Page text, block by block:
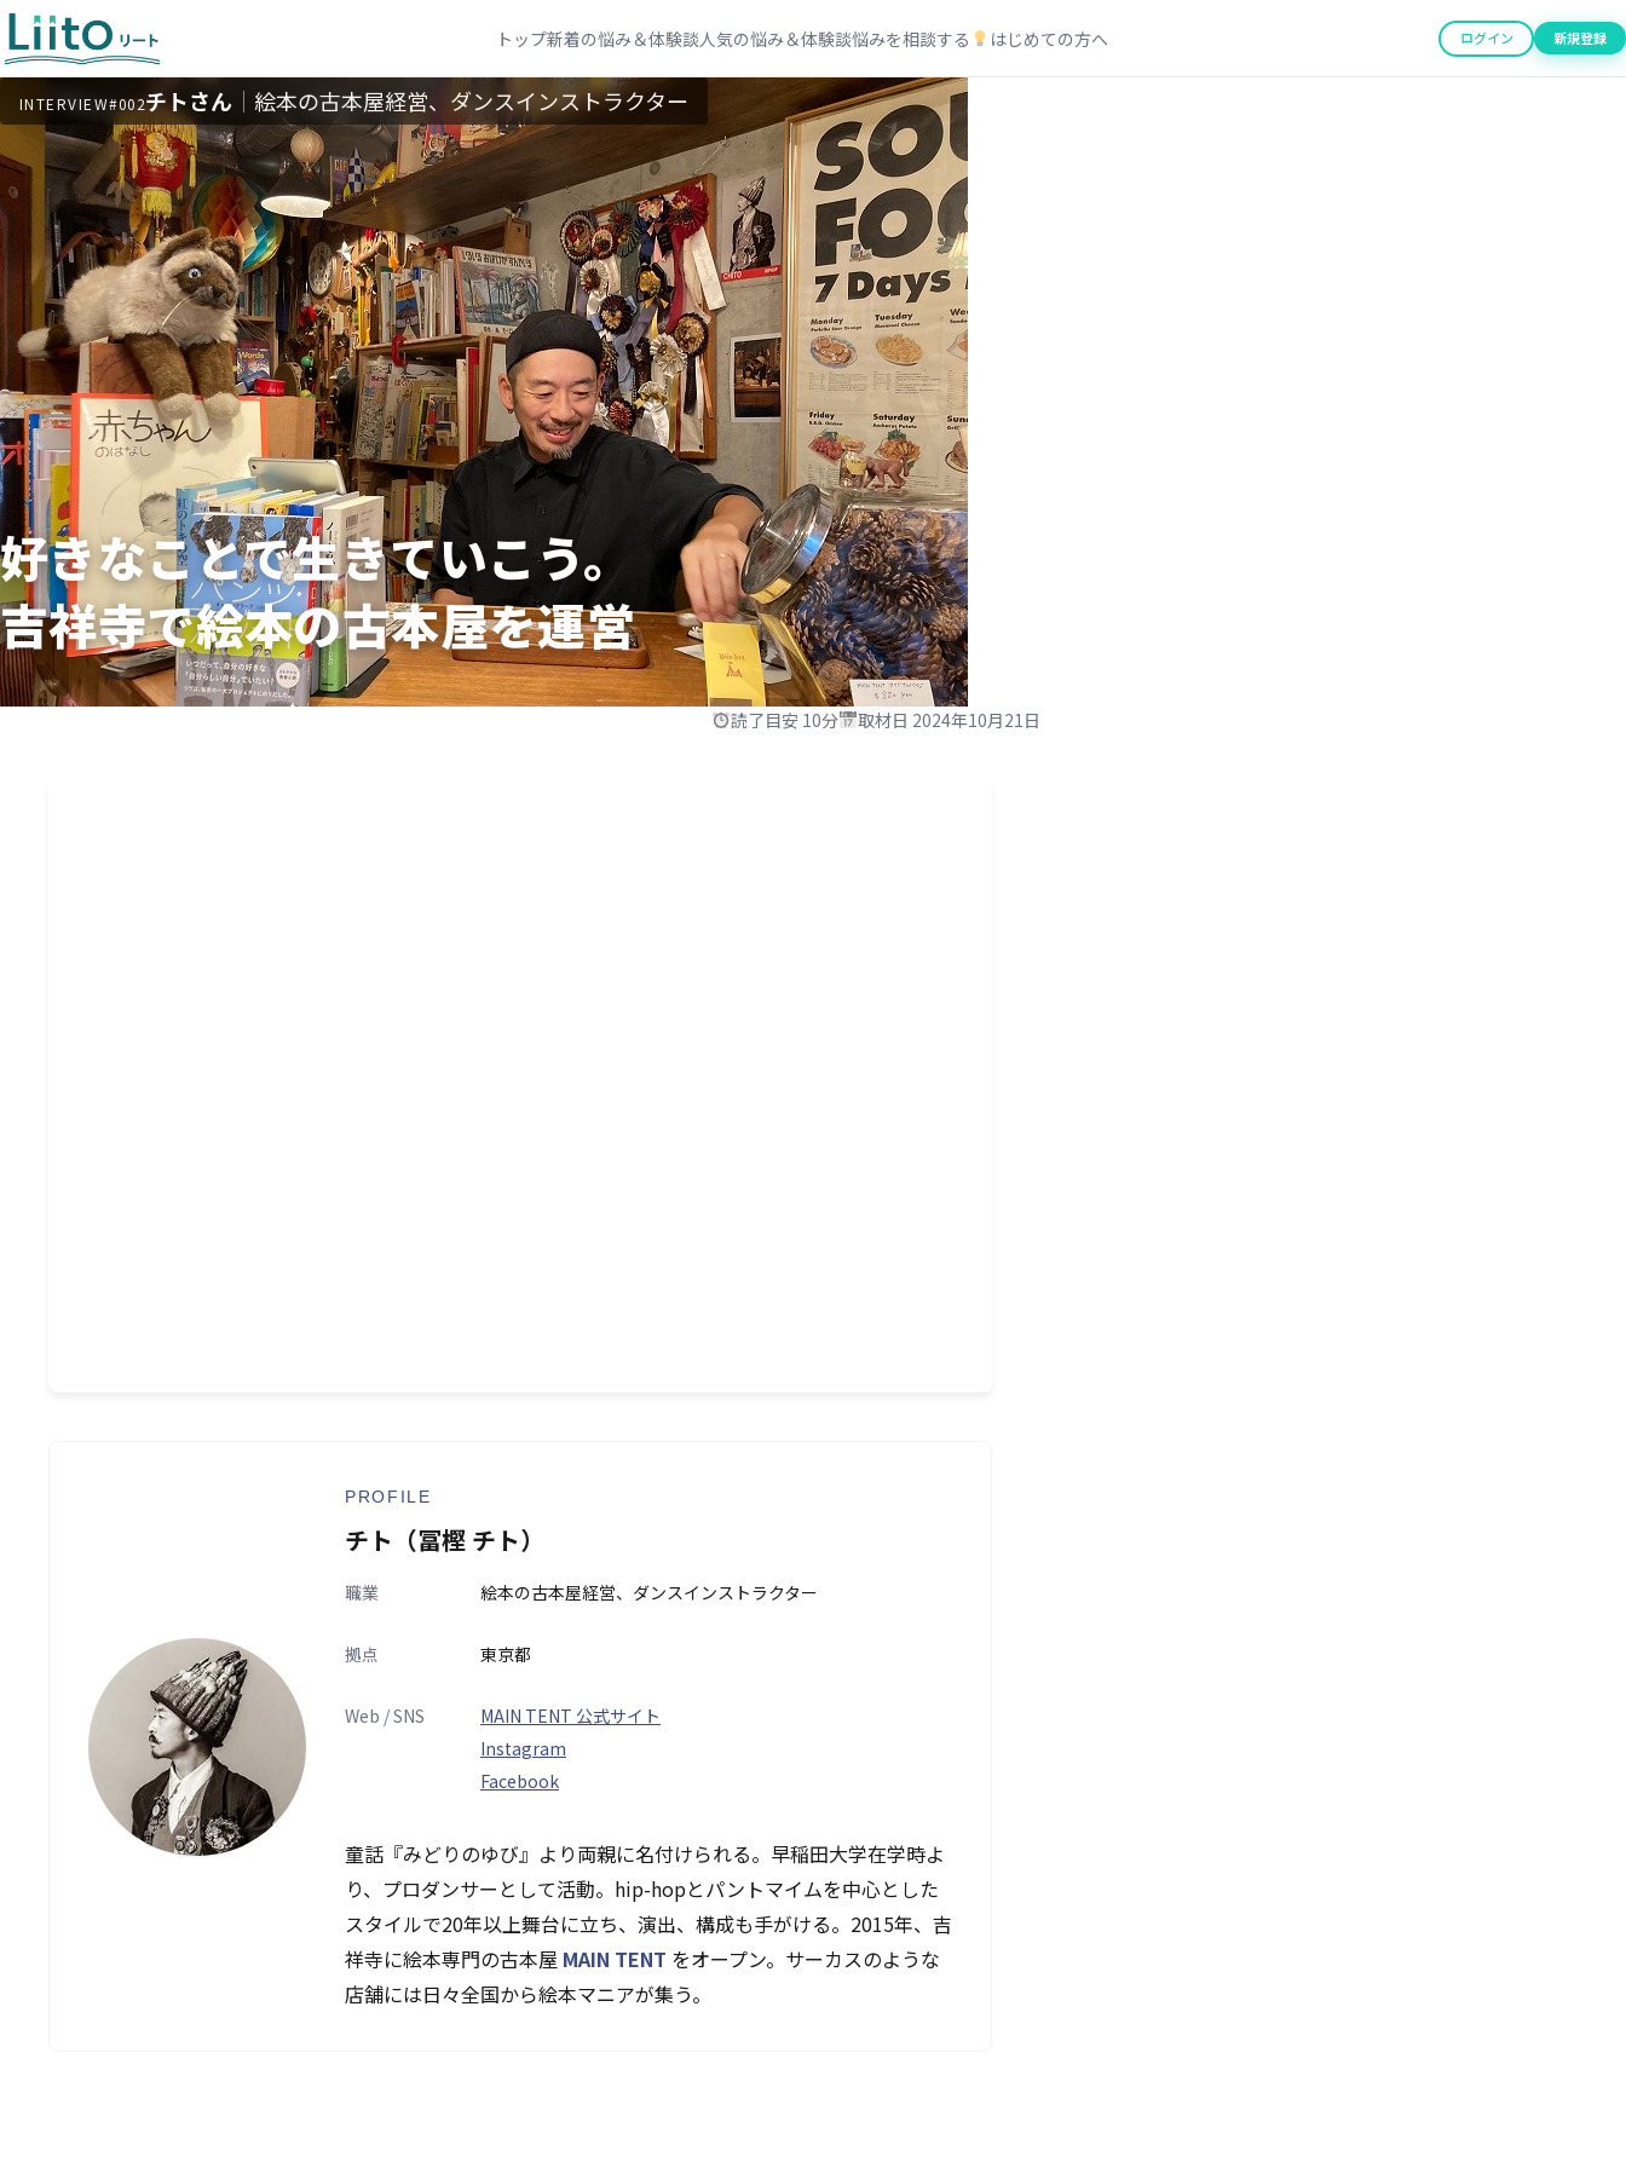
トップ新着の悩み＆体験談人気の悩み＆体験談悩みを相談する はじめての方へ ログイン 新規登録
INTERVIEW#002チトさん ｜ 絵本の古本屋経営、ダンスインストラクター
好きなことで生きていこう。
吉祥寺で絵本の古本屋を運営
読了目安 10分 取材日 2024年10月21日
PROFILE
チト（冨樫 チト）
職業 絵本の古本屋経営、ダンスインストラクター
拠点 東京都
Web / SNS
MAIN TENT 公式サイト
Instagram
Facebook
童話『みどりのゆび』より両親に名付けられる。早稲田大学在学時よ
り、プロダンサーとして活動。hip-hopとパントマイムを中心とした
スタイルで20年以上舞台に立ち、演出、構成も手がける。2015年、吉
祥寺に絵本専門の古本屋 MAIN TENT をオープン。サーカスのような
店舗には日々全国から絵本マニアが集う。